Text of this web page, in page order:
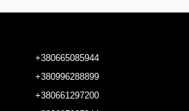
для створення неперевершених
+380665085944
+380996288899
+380661297200